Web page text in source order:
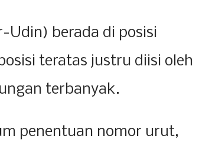
Udin) berada di posisi
teratas justru diisi oleh
terbanyak.
penentuan nomor urut,